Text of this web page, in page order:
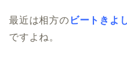
最近は相方の ビートきよ
ですよね。